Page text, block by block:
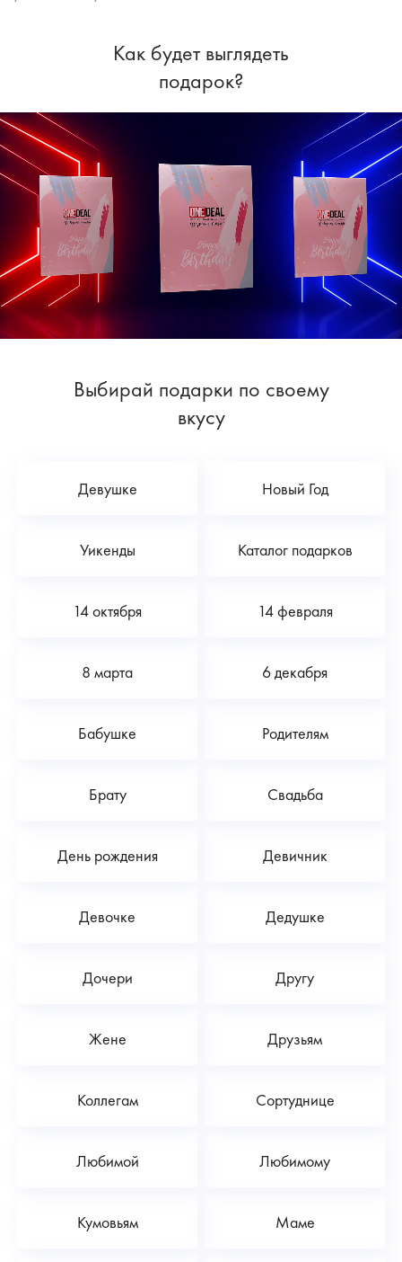
Как будет выглядеть
подарок?
Выбирай подарки по своему
вкусу
Девушке Новый Год
Уикенды Каталог подарков
14 октября 14 февраля
8 марта 6 декабря
Бабушке Родителям
Брату Свадьба
День рождения Девичник
Девочке Дедушке
Дочери Другу
Жене Друзьям
Коллегам Сортуднице
Любимой Любимому
Кумовьям Маме